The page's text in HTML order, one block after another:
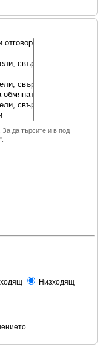
да търсите и в под
Низходящ